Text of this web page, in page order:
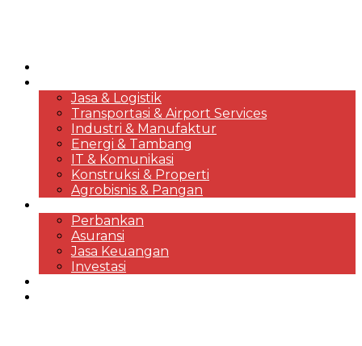
Jasa & Logistik
Transportasi & Airport Services
Industri & Manufaktur
Energi & Tambang
IT & Komunikasi
Konstruksi & Properti
Agrobisnis & Pangan
Perbankan
Asuransi
Jasa Keuangan
Investasi